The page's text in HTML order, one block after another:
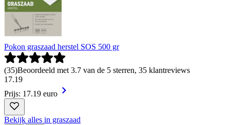
Pokon graszaad herstel SOS 500 gr
(35)Beoordeeld met 3.7 van de 5 sterren, 35 klantreviews
17.19
Prijs: 17.19 euro
Bekijk alles in graszaad